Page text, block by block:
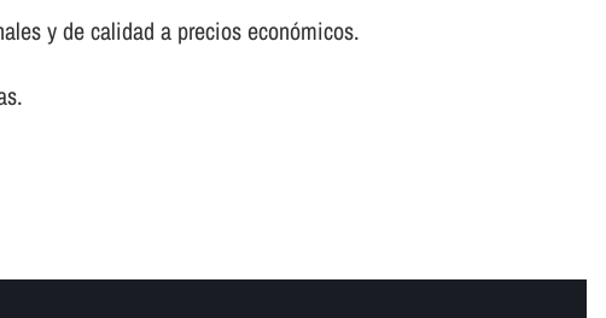
y de calidad a precios económicos.